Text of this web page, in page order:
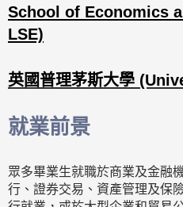
School of Economics
LSE)
英國普理茅斯大學
就業前景
眾多畢業生就職於商業及金融
行、證券交易、資產管理及保